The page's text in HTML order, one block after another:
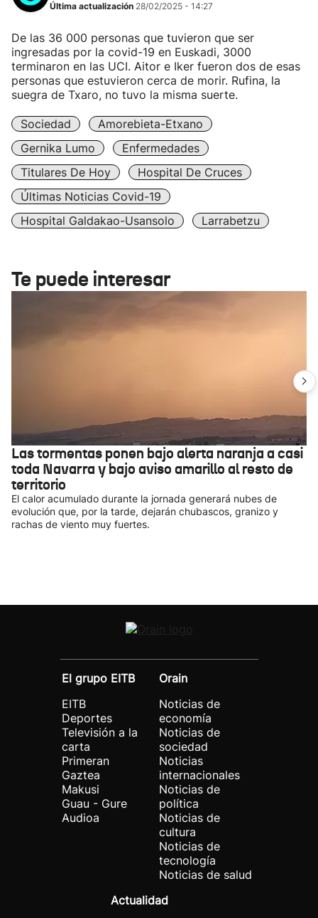
Última actualización 28/02/2025 - 14:27
De las 36 000 personas que tuvieron que ser
ingresadas por la covid-19 en Euskadi, 3000
terminaron en las UCI. Aitor e Iker fueron dos de esas
personas que estuvieron cerca de morir. Rufina, la
suegra de Txaro, no tuvo la misma suerte.
Sociedad
Amorebieta-Etxano
Gernika Lumo
Enfermedades
Titulares De Hoy
Hospital De Cruces
Últimas Noticias Covid-19
Hospital Galdakao-Usansolo
Larrabetzu
Te puede interesar
Las tormentas ponen bajo alerta naranja a casi
toda Navarra y bajo aviso amarillo al resto de
territorio
El calor acumulado durante la jornada generará nubes de
evolución que, por la tarde, dejarán chubascos, granizo y
rachas de viento muy fuertes.
El grupo EITB
EITB
Deportes
Televisión a la
carta
Primeran
Gaztea
Makusi
Guau - Gure
Audioa
Orain
Noticias de
economía
Noticias de
sociedad
Noticias
internacionales
Noticias de
política
Noticias de
cultura
Noticias de
tecnología
Noticias de salud
Actualidad